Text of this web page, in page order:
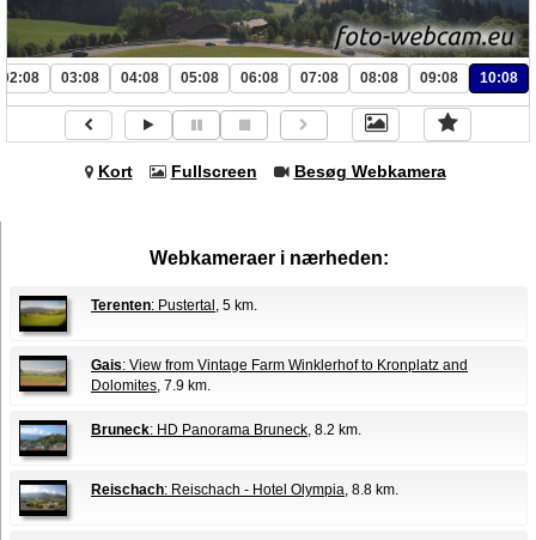
02:08 03:08 04:08 05:08 06:08 07:08 08:08 09:08 10:08
Kort Fullscreen Besøg Webkamera
Webkameraer i nærheden:
Terenten: Pustertal , 5 km.
Gais: View from Vintage Farm Winklerhof to Kronplatz and
Dolomites, 7.9 km.
Bruneck: HD Panorama Bruneck, 8.2 km.
Reischach: Reischach - Hotel Olympia, 8.8 km.